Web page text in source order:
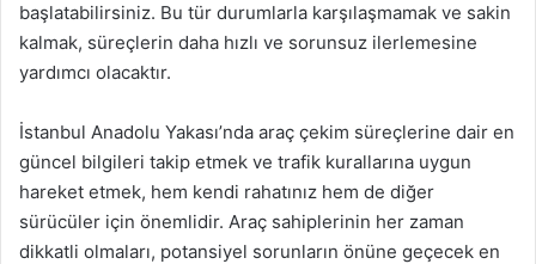
başlatabilirsiniz. Bu tür durumlarla karşılaşmamak ve sakin
kalmak, süreçlerin daha hızlı ve sorunsuz ilerlemesine
yardımcı olacaktır.
İstanbul Anadolu Yakası’nda araç çekim süreçlerine dair en
güncel bilgileri takip etmek ve trafik kurallarına uygun
hareket etmek, hem kendi rahatınız hem de diğer
sürücüler için önemlidir. Araç sahiplerinin her zaman
dikkatli olmaları, potansiyel sorunların önüne geçecek en